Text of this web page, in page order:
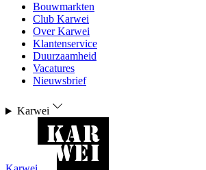
Bouwmarkten
Club Karwei
Over Karwei
Klantenservice
Duurzaamheid
Vacatures
Nieuwsbrief
Karwei